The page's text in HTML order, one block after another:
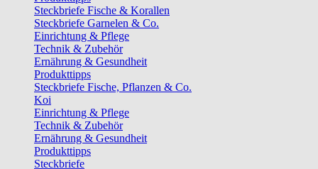
Steckbriefe Fische & Korallen
Steckbriefe Garnelen & Co.
Einrichtung & Pflege
Technik & Zubehör
Ernährung & Gesundheit
Produkttipps
Steckbriefe Fische, Pflanzen & Co.
Koi
Einrichtung & Pflege
Technik & Zubehör
Ernährung & Gesundheit
Produkttipps
Steckbriefe